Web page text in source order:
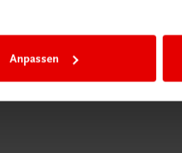
Anpassen